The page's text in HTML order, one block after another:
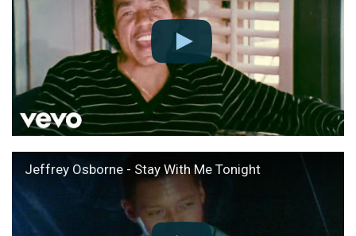
Jeffrey Osborne - Stay With Me Tonight